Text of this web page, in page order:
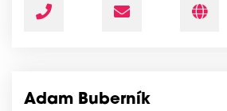
Adam Buberník